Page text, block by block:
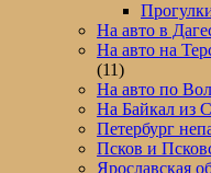
На авто в
На авто на
(11)
На авто по
На Байкал из
Петербург
Псков и
Ярославская